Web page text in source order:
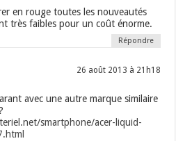
en rouge toutes les nouveautés
très faibles pour un coût énorme.
Répondre
26 août 2013 à 21h18
avec une autre marque similaire
smartphone/acer-liquid-